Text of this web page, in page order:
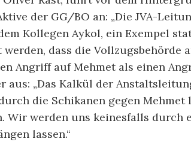
der GG/BO an: „Die JVA-
Kollegen Aykol, ein Exempel
dass die Vollzugsbehörde
Angriff auf Mehmet als einen
aus: „Das Kalkül der
die Schikanen gegen Mehmet
Wir werden uns keinesfalls durch
lassen.“